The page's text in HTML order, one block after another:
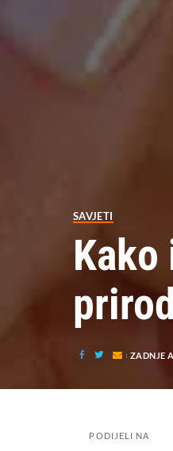
SAVJETI
ZADNJE
PODIJELI NA